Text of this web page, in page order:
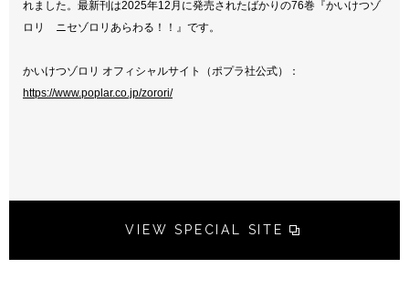
れました。最新刊は2025年12月に発売されたばかりの76巻『かいけつゾ
ロリ ニセゾロリあらわる！！』です。
かいけつゾロリ オフィシャルサイト（ポプラ社公式）：
https://www.poplar.co.jp/zorori/
VIEW SPECIAL SITE